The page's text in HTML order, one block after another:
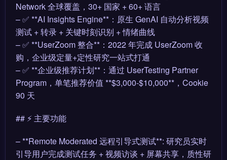
Network 全球覆盖，30+ 国家 + 60+ 语言
– ✅ **AI Insights Engine**：原生 GenAI 自动分析视频
测试 + 转录 + 关键时刻识别 + 情绪曲线
– ✅ **UserZoom 整合**：2022 年完成 UserZoom 收
购，企业级定量+定性研究一站式打通
– ✅ **企业级推荐计划**：通过 UserTesting Partner
Program，单笔推荐价值 **$3,000-$10,000**，Cookie
90 天
## ⚡ 主要功能
– **Remote Moderated 远程引导式测试**: 研究员实时
引导用户完成测试任务 + 视频访谈 + 屏幕共享，质性研